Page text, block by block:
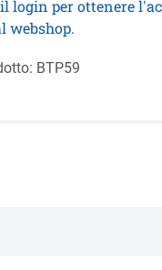
login per ottenere
webshop.
BTP59